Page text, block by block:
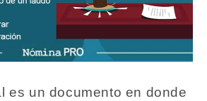
es un documento en donde